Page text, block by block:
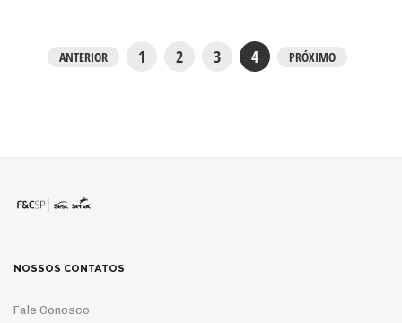
ANTERIOR 1 2 3 4 PRÓXIMO
NOSSOS CONTATOS
Fale Conosco